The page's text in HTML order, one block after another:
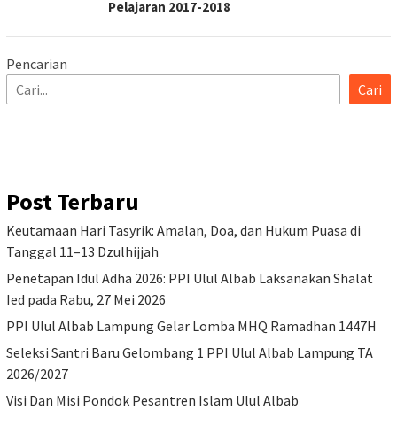
Pelajaran 2017-2018
Pencarian
Cari
Post Terbaru
Keutamaan Hari Tasyrik: Amalan, Doa, dan Hukum Puasa di
Tanggal 11–13 Dzulhijjah
Penetapan Idul Adha 2026: PPI Ulul Albab Laksanakan Shalat
Ied pada Rabu, 27 Mei 2026
PPI Ulul Albab Lampung Gelar Lomba MHQ Ramadhan 1447H
Seleksi Santri Baru Gelombang 1 PPI Ulul Albab Lampung TA
2026/2027
Visi Dan Misi Pondok Pesantren Islam Ulul Albab